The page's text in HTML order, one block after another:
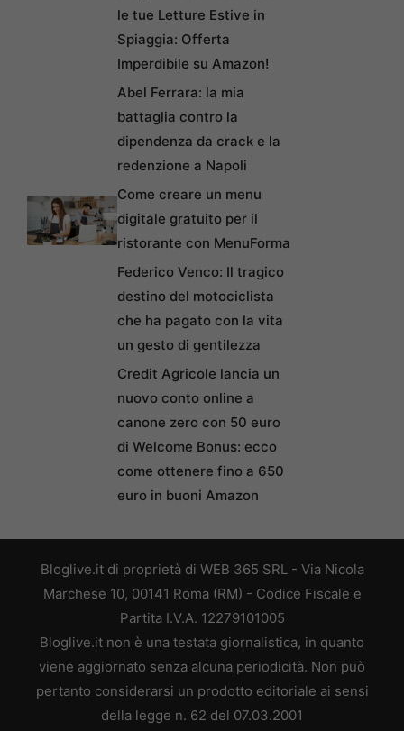
le tue Letture Estive in
Spiaggia: Offerta
Imperdibile su Amazon!
Abel Ferrara: la mia
battaglia contro la
dipendenza da crack e la
redenzione a Napoli
Come creare un menu
digitale gratuito per il
ristorante con MenuForma
Federico Venco: Il tragico
destino del motociclista
che ha pagato con la vita
un gesto di gentilezza
Credit Agricole lancia un
nuovo conto online a
canone zero con 50 euro
di Welcome Bonus: ecco
come ottenere fino a 650
euro in buoni Amazon
Bloglive.it di proprietà di WEB 365 SRL - Via Nicola
Marchese 10, 00141 Roma (RM) - Codice Fiscale e
Partita I.V.A. 12279101005
Bloglive.it non è una testata giornalistica, in quanto
viene aggiornato senza alcuna periodicità. Non può
pertanto considerarsi un prodotto editoriale ai sensi
della legge n. 62 del 07.03.2001